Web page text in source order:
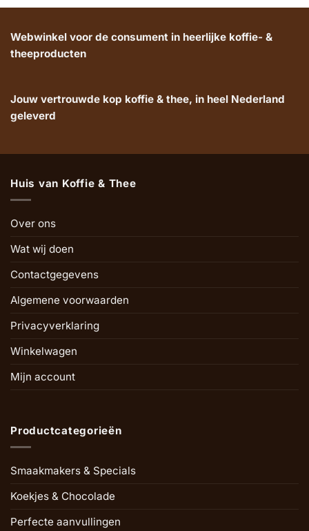
Webwinkel voor de consument in heerlijke koffie- &
theeproducten
Jouw vertrouwde kop koffie & thee, in heel Nederland
geleverd
Huis van Koffie & Thee
Over ons
Wat wij doen
Contactgegevens
Algemene voorwaarden
Privacyverklaring
Winkelwagen
Mijn account
Productcategorieën
Smaakmakers & Specials
Koekjes & Chocolade
Perfecte aanvullingen